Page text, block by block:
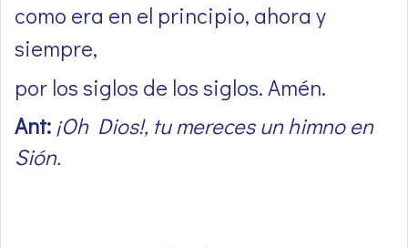
como era en el principio, ahora y
siempre,
por los siglos de los siglos. Amén.
Ant: ¡Oh Dios!, tu mereces un himno en
Sión.